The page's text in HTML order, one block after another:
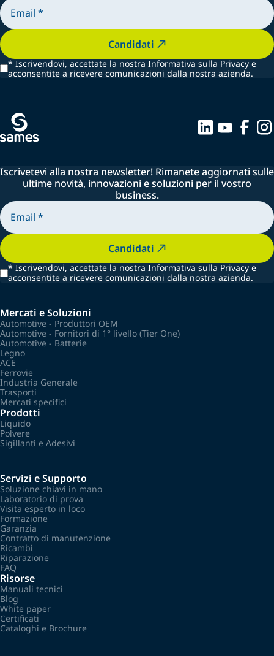
Candidati
* Iscrivendovi, accettate la nostra Informativa sulla Privacy e
acconsentite a ricevere comunicazioni dalla nostra azienda.
Iscrivetevi alla nostra newsletter! Rimanete aggiornati sulle
ultime novità, innovazioni e soluzioni per il vostro
business.
Candidati
* Iscrivendovi, accettate la nostra Informativa sulla Privacy e
acconsentite a ricevere comunicazioni dalla nostra azienda.
Mercati e Soluzioni
Automotive - Produttori OEM
Automotive - Fornitori di 1° livello (Tier One)
Automotive - Batterie
Legno
ACE
Ferrovie
Industria Generale
Trasporti
Mercati specifici
Prodotti
Liquido
Polvere
Sigillanti e Adesivi
Servizi e Supporto
Soluzione chiavi in mano
Laboratorio di prova
Visita esperto in loco
Formazione
Garanzia
Contratto di manutenzione
Ricambi
Riparazione
FAQ
Risorse
Manuali tecnici
Blog
White paper
Certificati
Cataloghi e Brochure